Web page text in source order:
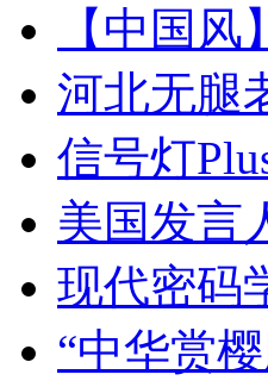
【中国
河北无腿
信号灯
美国发言
现代密码
“中华赏